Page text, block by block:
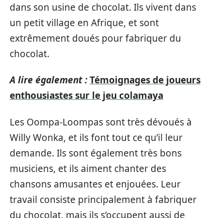
dans son usine de chocolat. Ils vivent dans
un petit village en Afrique, et sont
extrêmement doués pour fabriquer du
chocolat.
A lire également :Témoignages de joueurs
enthousiastes sur le jeu colamaya
Les Oompa-Loompas sont très dévoués à
Willy Wonka, et ils font tout ce qu’il leur
demande. Ils sont également très bons
musiciens, et ils aiment chanter des
chansons amusantes et enjouées. Leur
travail consiste principalement à fabriquer
du chocolat, mais ils s’occupent aussi de